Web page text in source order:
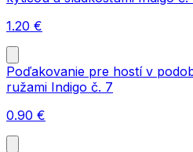
1.20 €
Poďakovanie pre hostí v
ružami Indigo č. 7
0.90 €